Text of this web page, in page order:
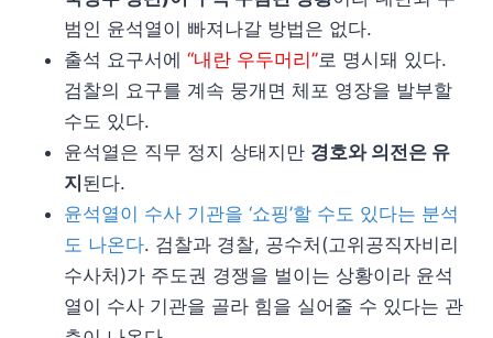
범인 윤석열이 빠져나갈 방법은 없다.
출석 요구서에 “내란 우두머리”로 명시돼 있다.
검찰의 요구를 계속 뭉개면 체포 영장을 발부할
수도 있다.
윤석열은 직무 정지 상태지만 경호와 의전은 유
지 된다.
윤석열이 수사 기관을 ‘쇼핑’할 수도 있다는 분석
도 나온다. 검찰과 경찰, 공수처(고위공직자비리
수사처)가 주도권 경쟁을 벌이는 상황이라 윤석
열이 수사 기관을 골라 힘을 실어줄 수 있다는 관